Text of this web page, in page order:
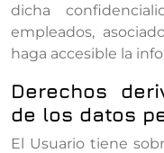
dicha
empleados,
haga accesible la
Derechos
de los datos
El Usuario tiene